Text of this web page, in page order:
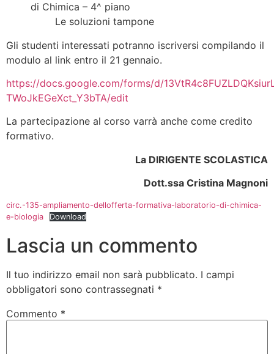
di Chimica – 4^ piano
Le soluzioni tampone
Gli studenti interessati potranno iscriversi compilando il
modulo al link entro il 21 gennaio.
https://docs.google.com/forms/d/
TWoJkEGeXct_Y3bTA/edit
La partecipazione al corso varrà anche come credito
formativo.
La DIRIGENTE SCOLASTICA
Dott.ssa Cristina Magnoni
circ.-135-ampliamento-dellofferta-formativa-laboratorio-di-chimica-
e-biologia
Download
Lascia un commento
Il tuo indirizzo email non sarà pubblicato. I campi
obbligatori sono contrassegnati *
Commento *